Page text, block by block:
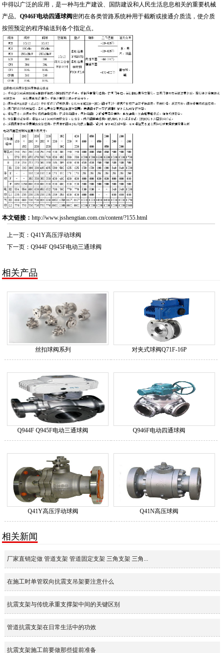
中得以广泛的应用，是一种与生产建设、国防建设和人民生活息息相关的重要机械
产品。Q946F电动四通球阀密闭在各类管路系统种用于截断或接通介质流，使介质
按照预定的程序输送到各个指定点。
本文链接：http://www.jsshengtian.com.cn/content/?155.html
上一页：Q41Y高压浮动球阀
下一页：Q944F Q945F电动三通球阀
相关产品
丝扣球阀系列 对夹式球阀Q71F-16P
Q944F Q945F电动三通球阀 Q946F电动四通球阀
Q41Y高压浮动球阀 Q41N高压球阀
相关新闻
厂家直销定做 管道支架 管道固定支架 三角支架 三角...
在施工时单管双向抗震支吊架要注意什么
抗震支架与传统承重支撑架中间的关键区别
管道抗震支架在日常生活中的功效
抗震支架施工前要做那些提前准备